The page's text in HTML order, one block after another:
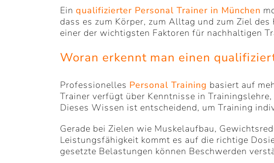
Ein qualifizierter Personal Trainer in München
dass es zum Körper, zum Alltag und zum Ziel
einer der wichtigsten Faktoren für nachhaltigen
Woran erkennt man einen
Professionelles Personal Training basiert auf
Trainer verfügt über Kenntnisse in
Dieses Wissen ist entscheidend, um Training
Gerade bei Zielen wie Muskelaufbau,
Leistungsfähigkeit kommt es auf die richtige
gesetzte Belastungen können Beschwerden